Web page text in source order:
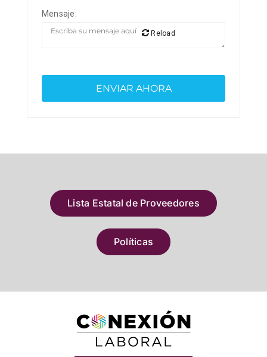
Mensaje:
Reload
Lista Estatal de Proveedores
Políticas